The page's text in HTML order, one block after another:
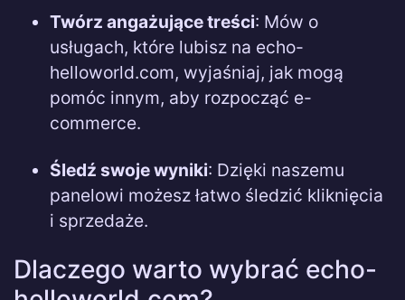
Twórz angażujące treści: Mów o
usługach, które lubisz na echo-
helloworld.com, wyjaśniaj, jak mogą
pomóc innym, aby rozpocząć e-
commerce.
Śledź swoje wyniki: Dzięki naszemu
panelowi możesz łatwo śledzić kliknięcia
i sprzedaże.
Dlaczego warto wybrać echo-